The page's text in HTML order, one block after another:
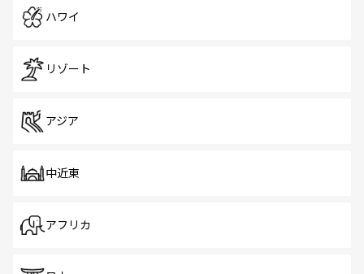
ハワイ
リゾート
アジア
中近東
アフリカ